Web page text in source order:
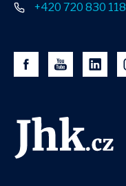
+420 720 830 118